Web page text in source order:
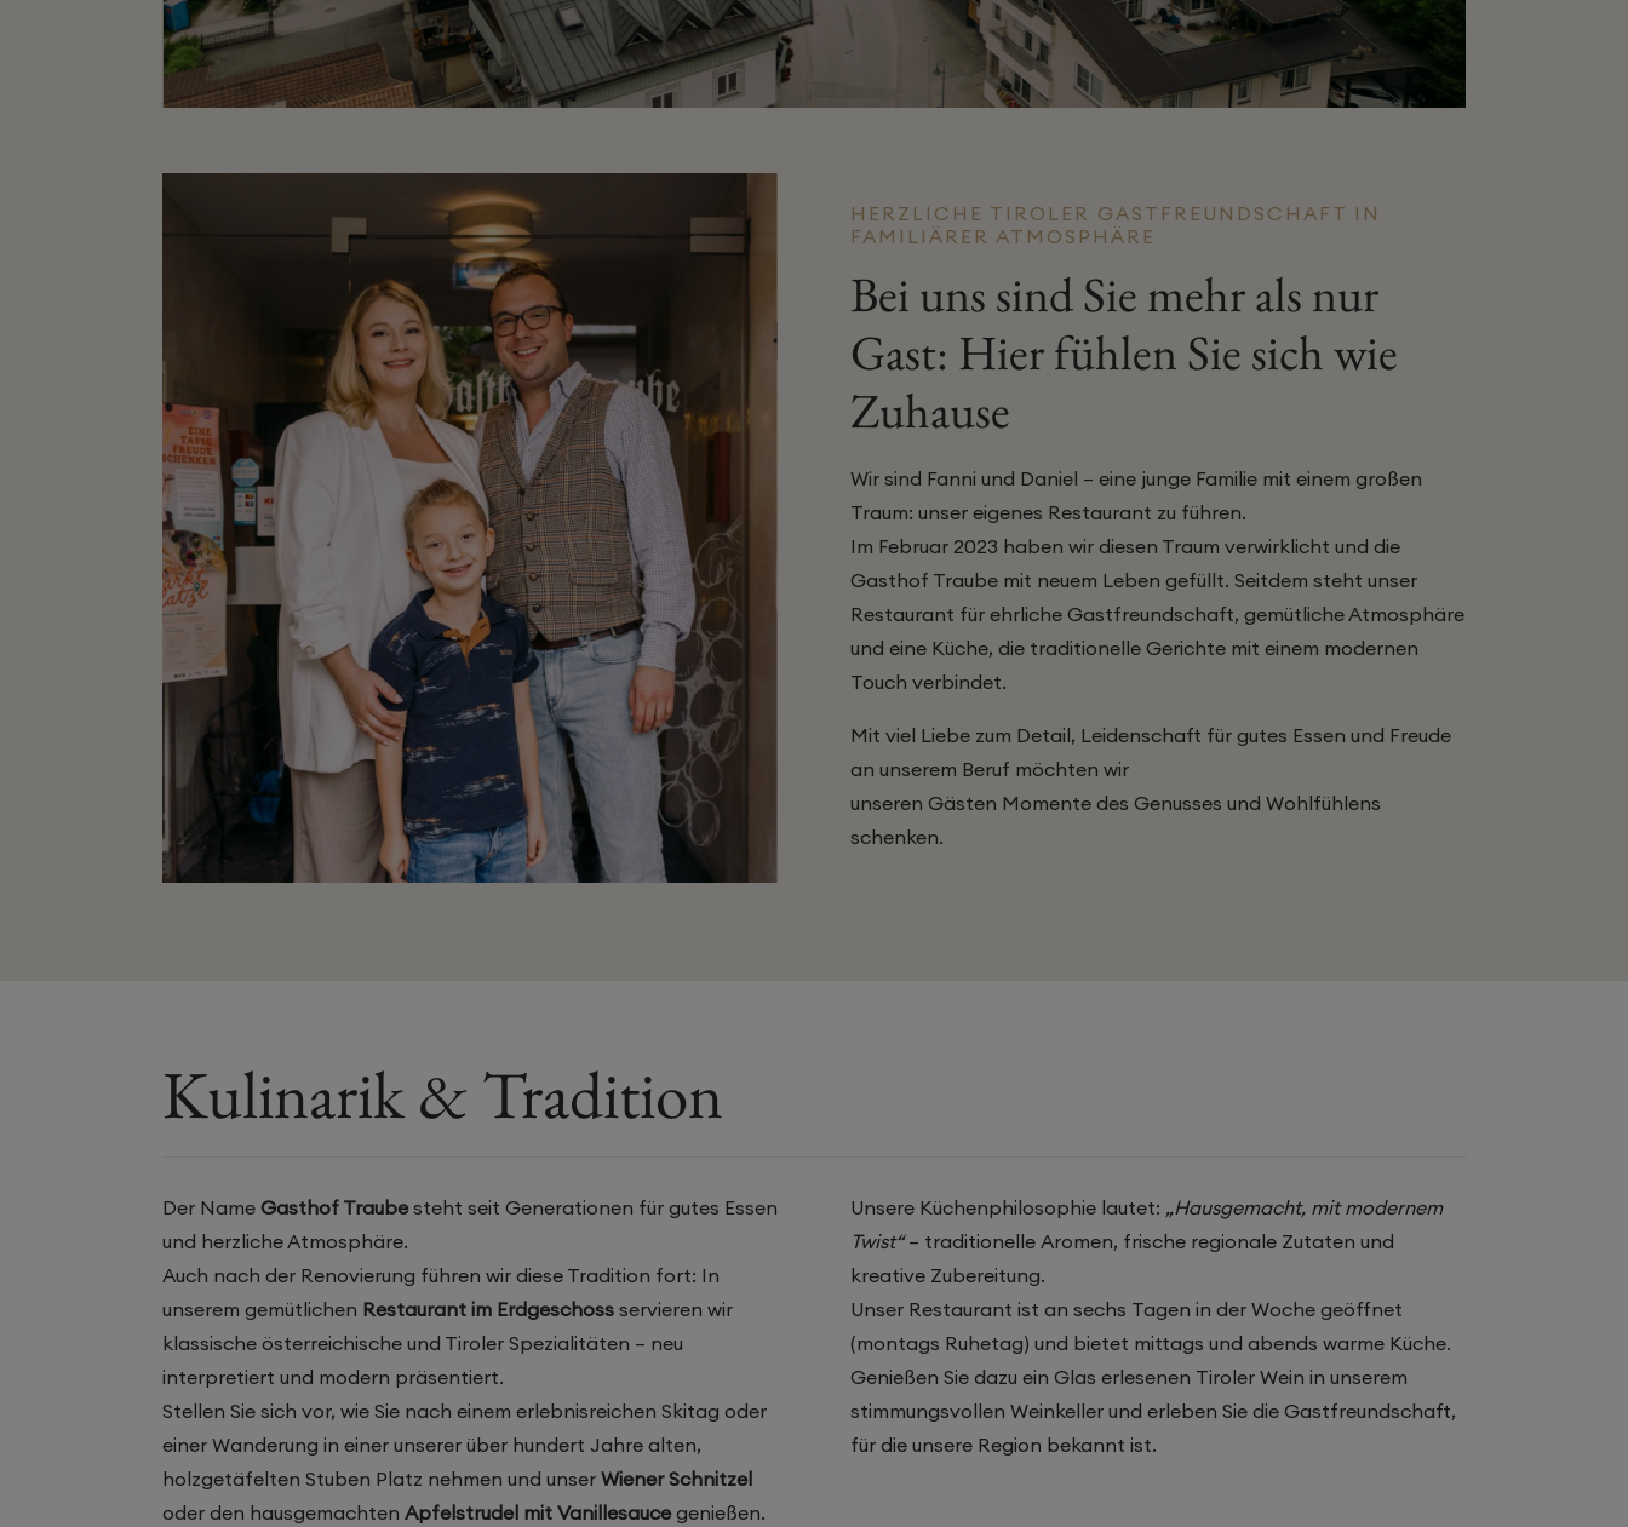
HERZLICHE TIROLER GASTFREUNDSCHAFT IN
FAMILIÄRER ATMOSPHÄRE
Bei uns sind Sie mehr als nur
Gast: Hier fühlen Sie sich wie
Zuhause
Wir sind Fanni und Daniel – eine junge Familie mit einem großen
Traum: unser eigenes Restaurant zu führen.
Im Februar 2023 haben wir diesen Traum verwirklicht und die
Gasthof Traube mit neuem Leben gefüllt. Seitdem steht unser
Restaurant für ehrliche Gastfreundschaft, gemütliche Atmosphäre
und eine Küche, die traditionelle Gerichte mit einem modernen
Touch verbindet.
Mit viel Liebe zum Detail, Leidenschaft für gutes Essen und Freude
an unserem Beruf möchten wir
unseren Gästen Momente des Genusses und Wohlfühlens
schenken.
Kulinarik & Tradition
Der NameGasthof Traubesteht seit Generationen für gutes Essen
und herzliche Atmosphäre.
Auch nach der Renovierung führen wir diese Tradition fort: In
unserem gemütlichen Restaurant im Erdgeschoss servieren wir
klassische österreichische und Tiroler Spezialitäten – neu
interpretiert und modern präsentiert.
Stellen Sie sich vor, wie Sie nach einem erlebnisreichen Skitag oder
einer Wanderung in einer unserer über hundert Jahre alten,
holzgetäfelten Stuben Platz nehmen und unserWiener Schnitzel
oder den hausgemachtenApfelstrudel mit Vanillesaucegenießen.
Unsere Küchenphilosophie lautet: „Hausgemacht, mit modernem
Twist“– traditionelle Aromen, frische regionale Zutaten und
kreative Zubereitung.
Unser Restaurant ist an sechs Tagen in der Woche geöffnet
(montags Ruhetag) und bietet mittags und abends warme Küche.
Genießen Sie dazu ein Glas erlesenen Tiroler Wein in unserem
stimmungsvollen Weinkeller und erleben Sie die Gastfreundschaft,
für die unsere Region bekannt ist.